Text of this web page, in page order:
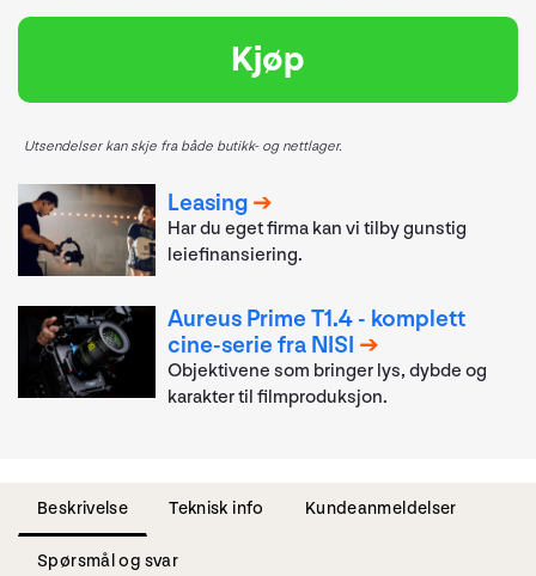
Kjøp
Utsendelser kan skje fra både butikk- og nettlager.
Leasing
Har du eget firma kan vi tilby gunstig
leiefinansiering.
Aureus Prime T1.4 - komplett
cine-serie fra NISI
Objektivene som bringer lys, dybde og
karakter til filmproduksjon.
Beskrivelse Teknisk info Kundeanmeldelser
Spørsmål og svar